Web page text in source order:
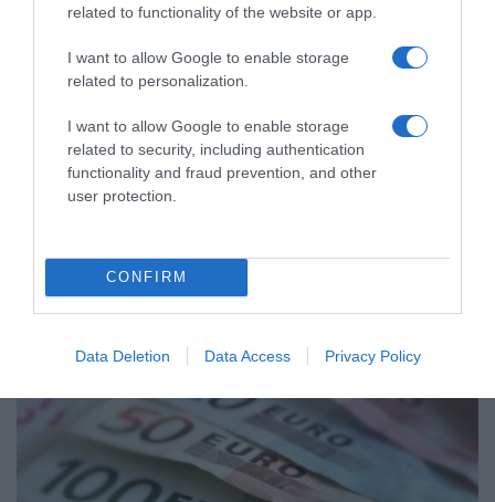
related to functionality of the website or app.
I want to allow Google to enable storage
related to personalization.
I want to allow Google to enable storage
related to security, including authentication
functionality and fraud prevention, and other
user protection.
CONFIRM
Data Deletion Data Access Privacy Policy
ΟΙΚΟΝΟΜΙΑ